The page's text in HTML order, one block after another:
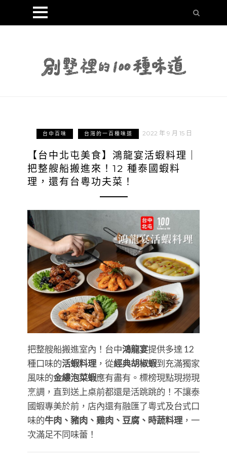
台中百味 台灣的一百種味道 2022 年 9 月 15 日
【台中北屯美食】鴻龍宴活蝦料理｜
把整艘船搬進來！12 種泰國蝦料
理，還有台粵功夫菜！
把整艘船搬進室內！台中鴻龍宴提供多達 12
種口味的活蝦料理 ，從經典胡椒蝦到充滿獨家
風味的金縷泡菜蝦應有盡有。標榜現點現撈現
烹調，直到送上桌前都還是活跳跳的！不讓泰
國蝦專美於前，店內還有融匯了粵式及台式口
味的牛肉、豬肉、雞肉、豆腐、時蔬料理 ，一
次滿足不同味蕾！